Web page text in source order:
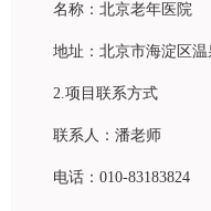
名称：北京老年医院
地址：北京市海淀区温
2.项目联系方式
联系人：潘老师
电话：010-83183824